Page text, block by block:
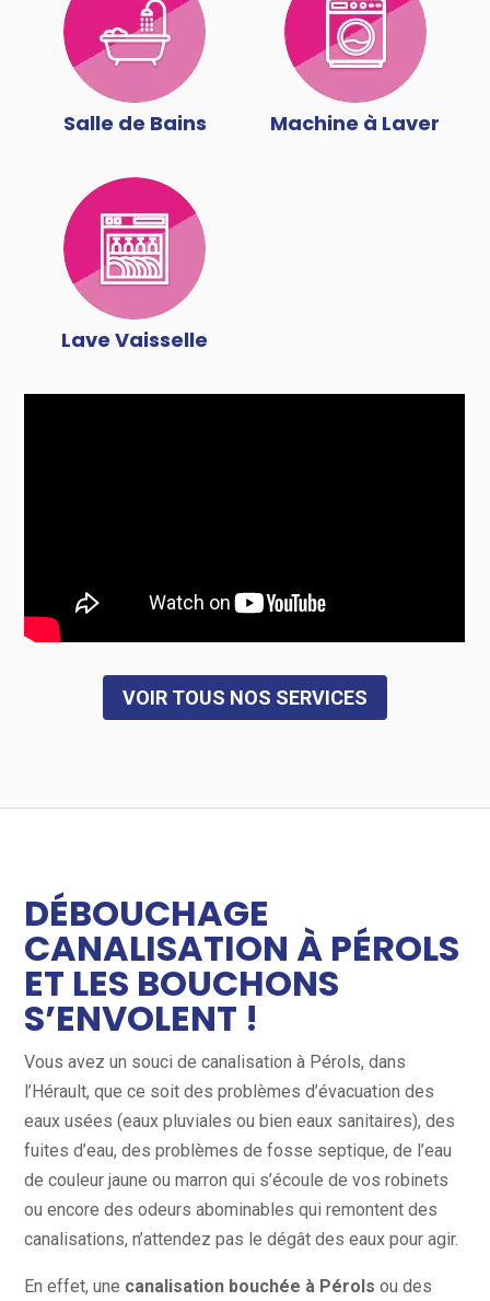
Salle de Bains Machine à Laver
Lave Vaisselle
VOIR TOUS NOS SERVICES
DÉBOUCHAGE
CANALISATION À PÉROLS
ET LES BOUCHONS
S’ENVOLENT !
Vous avez un souci de canalisation à Pérols, dans
l’Hérault, que ce soit des problèmes d’évacuation des
eaux usées (eaux pluviales ou bien eaux sanitaires), des
fuites d’eau, des problèmes de fosse septique, de l’eau
de couleur jaune ou marron qui s’écoule de vos robinets
ou encore des odeurs abominables qui remontent des
canalisations, n’attendez pas le dégât des eaux pour agir.
En effet, une canalisation bouchée à Pérols ou des